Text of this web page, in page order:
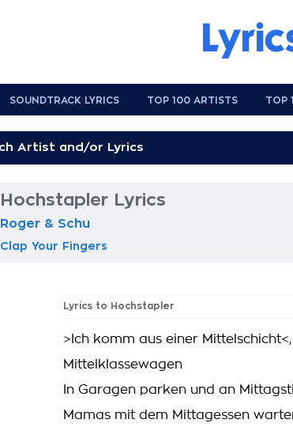
SOUNDTRACK LYRICS TOP 100 ARTISTS TOP
Hochstapler Lyrics
Roger & Schu
Clap Your Fingers
Lyrics to Hochstapler
>Ich komm aus einer
Mittelklassewagen
In Garagen parken und an
Mamas mit dem Mittagessen